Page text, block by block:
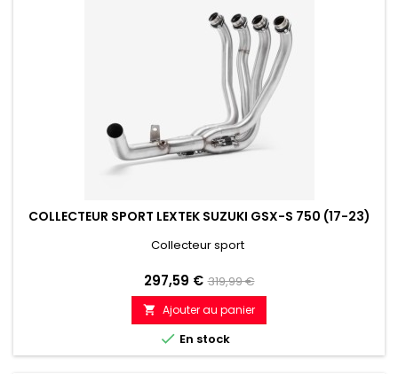
COLLECTEUR SPORT LEXTEK SUZUKI GSX-S 750 (17-23)
Collecteur sport
Prix
297,59 € Prix
de
référence
319,99 €
 Ajouter au panier
 En stock